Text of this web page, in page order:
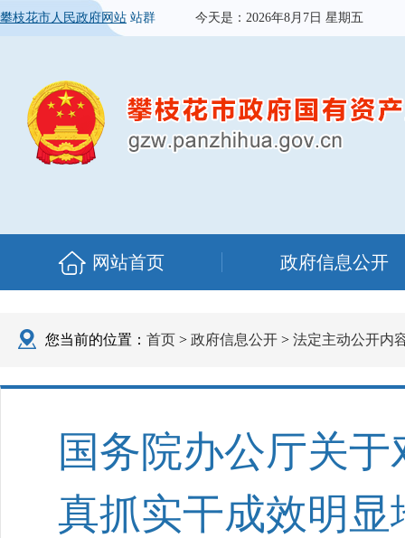
攀枝花市人民政府网站 站群 今天是： 2026年8月7日 星期五
网站首页 政府信息公开
您当前的位置： 首页 > 政府信息公开 > 法定主动公开内
国务院办公厅关
真抓实干成效明